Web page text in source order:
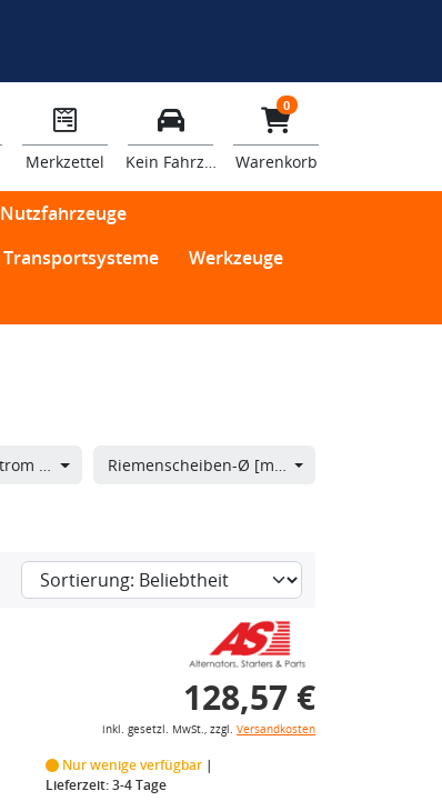
Merkzettel Kein Fahrzeug
0
Warenkorb
Nutzfahrzeuge
Transportsysteme
Werkzeuge
Generator-Ladestrom [A] Riemenscheiben-Ø [mm]
128,57 €
inkl. gesetzl. MwSt., zzgl. Versandkosten
Nur wenige verfügbar
Lieferzeit: 3-4 Tage